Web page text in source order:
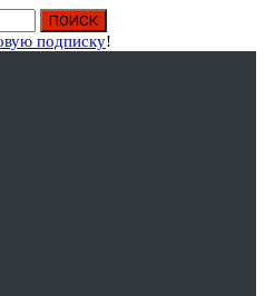
подписку!